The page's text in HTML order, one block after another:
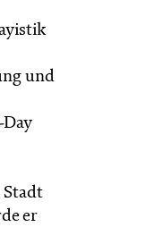
und
Stadt
er